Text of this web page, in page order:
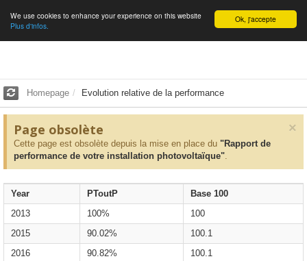
English Ok, j'accepte
We use cookies to enhance your experience on this website
Plus d'infos.
Homepage Evolution relative de la performance
×
Page obsolète
Cette page est obsolète depuis la mise en place du "Rapport de
performance de votre installation photovoltaïque".
Year PToutP
Base 100
2013
100%
100
2015
90.02%
100.1
2016
90.82%
100.1